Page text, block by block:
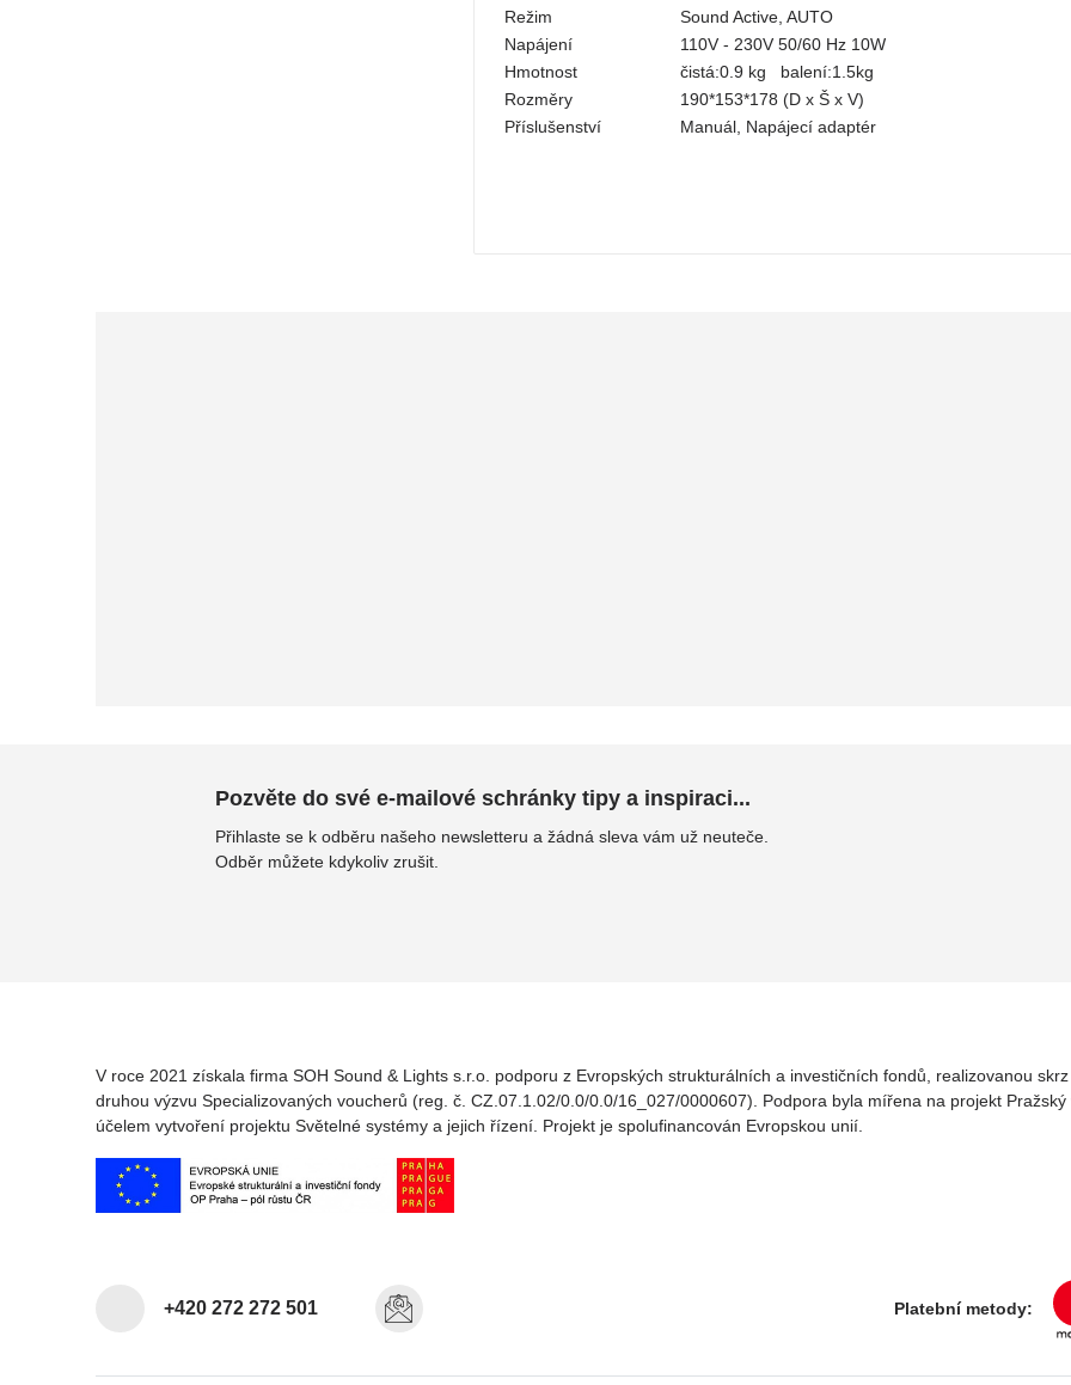
Režim
Sound Active, AUTO
Napájení
110V - 230V 50/60 Hz 10W
Hmotnost
čistá:0.9 kg balení:1.5kg
Rozměry
190*153*178 (D x Š x V)
Příslušenství
Manuál, Napájecí adaptér
Pozvěte do své e-mailové schránky tipy a inspiraci...
Přihlaste se k odběru našeho newsletteru a žádná sleva vám už neuteče.
Odběr můžete kdykoliv zrušit.
V roce 2021 získala firma SOH Sound & Lights s.r.o. podporu z Evropských strukturálních a investičních fondů, realizovanou
druhou výzvu Specializovaných voucherů (reg. č. CZ.07.1.02/0.0/0.0/16_027/0000607). Podpora byla mířena na projekt
účelem vytvoření projektu Světelné systémy a jejich řízení. Projekt je spolufinancován Evropskou unií.
+420 272 272 501 Platební metody: